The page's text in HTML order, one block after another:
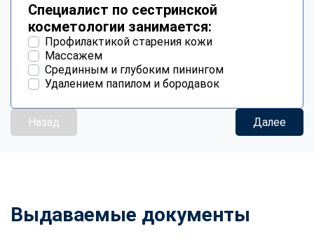
Специалист по сестринской
косметологии занимается:
Профилактикой старения кожи
Массажем
Срединным и глубоким пинингом
Удалением папилом и бородавок
Назад Далее
Выдаваемые документы